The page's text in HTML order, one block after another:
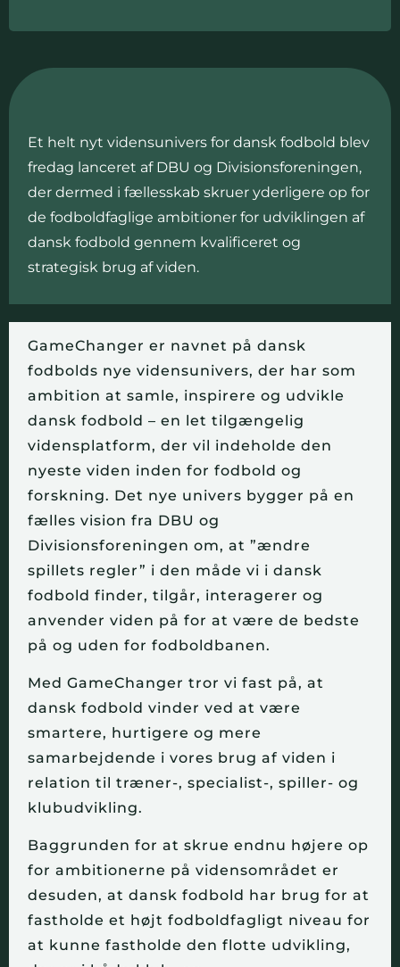
Et helt nyt vidensunivers for dansk fodbold blev
fredag lanceret af DBU og Divisionsforeningen,
der dermed i fællesskab skruer yderligere op for
de fodboldfaglige ambitioner for udviklingen af
dansk fodbold gennem kvalificeret og
strategisk brug af viden.
GameChanger er navnet på dansk
fodbolds nye vidensunivers, der har som
ambition at samle, inspirere og udvikle
dansk fodbold – en let tilgængelig
vidensplatform, der vil indeholde den
nyeste viden inden for fodbold og
forskning. Det nye univers bygger på en
fælles vision fra DBU og
Divisionsforeningen om, at ”ændre
spillets regler” i den måde vi i dansk
fodbold finder, tilgår, interagerer og
anvender viden på for at være de bedste
på og uden for fodboldbanen.
Med GameChanger tror vi fast på, at
dansk fodbold vinder ved at være
smartere, hurtigere og mere
samarbejdende i vores brug af viden i
relation til træner-, specialist-, spiller- og
klubudvikling.
Baggrunden for at skrue endnu højere op
for ambitionerne på vidensområdet er
desuden, at dansk fodbold har brug for at
fastholde et højt fodboldfagligt niveau for
at kunne fastholde den flotte udvikling,